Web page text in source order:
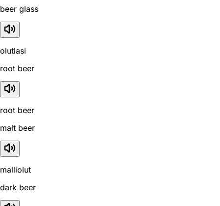
beer glass
olutlasi
root beer
root beer
malt beer
malliolut
dark beer